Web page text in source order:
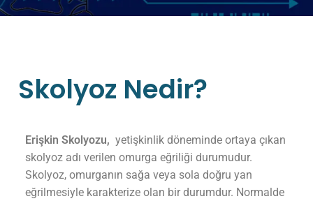
Skolyoz Nedir?
Erişkin Skolyozu, yetişkinlik döneminde ortaya çıkan
skolyoz adı verilen omurga eğriliği durumudur.
Skolyoz, omurganın sağa veya sola doğru yan
eğrilmesiyle karakterize olan bir durumdur. Normalde